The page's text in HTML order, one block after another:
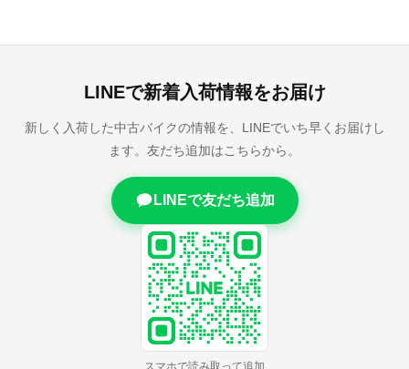
LINEで新着入荷情報をお届け
新しく入荷した中古バイクの情報を、LINEでいち早くお届けし
ます。友だち追加はこちらから。
LINEで友だち追加
スマホで読み取って追加